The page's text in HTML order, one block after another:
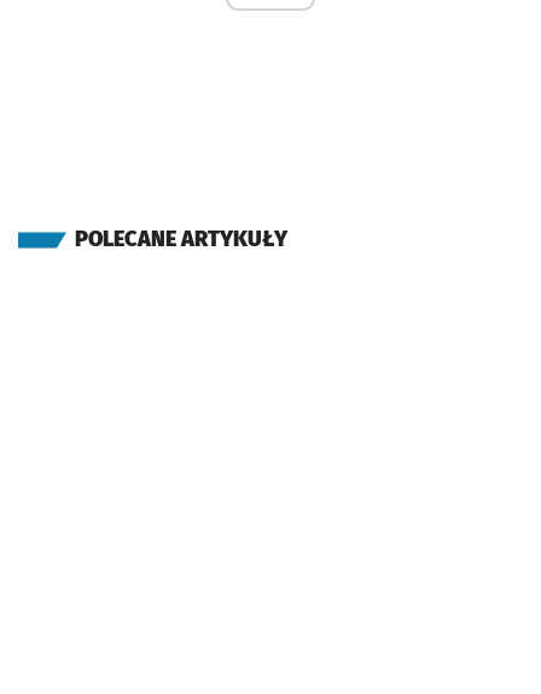
POLECANE ARTYKUŁY